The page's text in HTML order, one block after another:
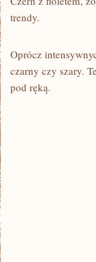
trendy.
Oprócz
czarny czy szary.
pod ręką.